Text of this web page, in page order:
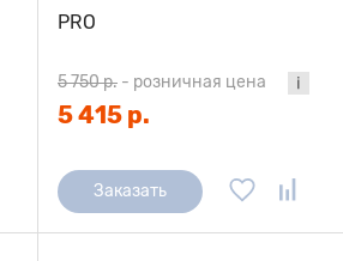
PRO
5 750 р. - розничная цена
5 415 р.
Заказать